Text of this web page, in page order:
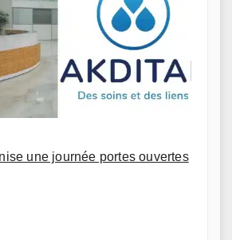
une journée portes ouvertes